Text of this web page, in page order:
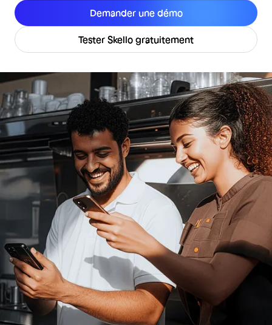
Demander une démo
Tester Skello gratuitement